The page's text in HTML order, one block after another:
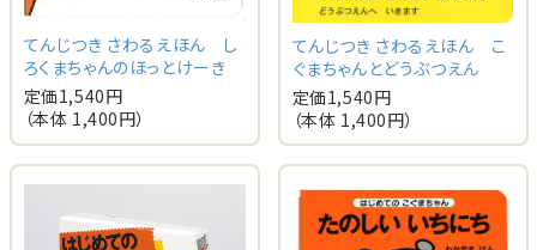
てんじつき さわるえほん し
ろくまちゃんのほっとけーき
定価1,540円
（本体 1,400円）
てんじつき さわるえほん こ
ぐまちゃんとどうぶつえん
定価1,540円
（本体 1,400円）